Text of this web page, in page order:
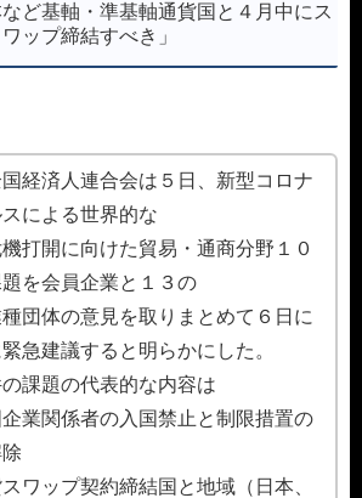
ど基軸・準基軸通貨国と４月中にス
ワップ締結すべき」
経済人連合会は５日、新型コロナ
による世界的な
打開に向けた貿易・通商分野１０
を会員企業と１３の
団体の意見を取りまとめて６日に
急建議すると明らかにした。
の課題の代表的な内容は
業関係者の入国禁止と制限措置の
ワップ契約締結国と地域（日本、